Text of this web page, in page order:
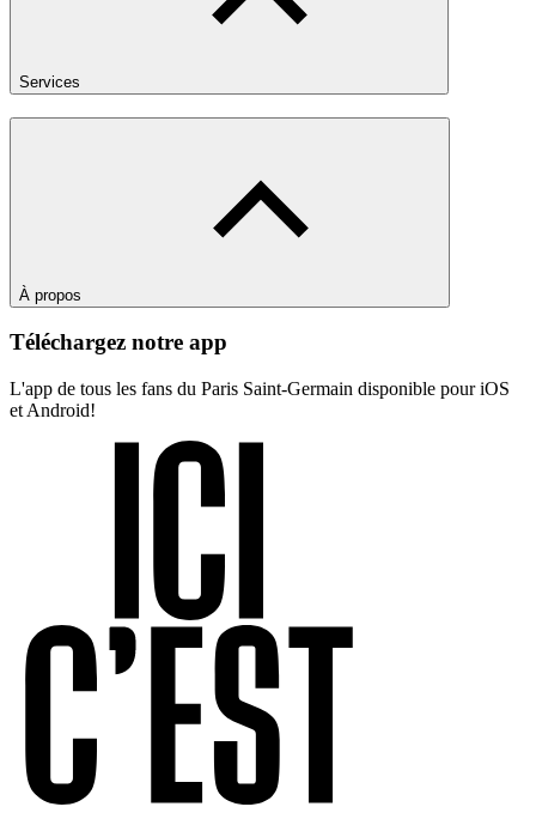
Services
À propos
Téléchargez notre app
L'app de tous les fans du Paris Saint-Germain disponible pour iOS
et Android!